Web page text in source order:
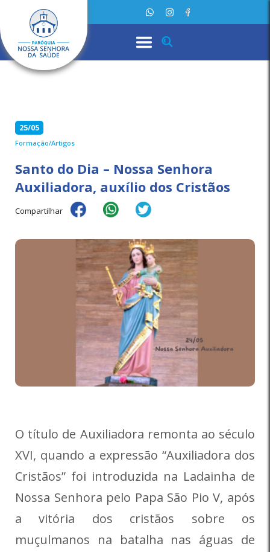
25/05
Formação/Artigos
Santo do Dia – Nossa Senhora
Auxiliadora, auxílio dos Cristãos
Compartilhar
O título de Auxiliadora remonta ao século
XVI, quando a expressão “Auxiliadora dos
Cristãos” foi introduzida na Ladainha de
Nossa Senhora pelo Papa São Pio V, após
a vitória dos cristãos sobre os
muçulmanos na batalha nas águas de